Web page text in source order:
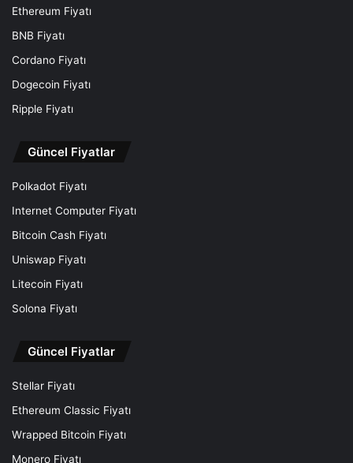
Ethereum Fiyatı
BNB Fiyatı
Cordano Fiyatı
Dogecoin Fiyatı
Ripple Fiyatı
Güncel Fiyatlar
Polkadot Fiyatı
Internet Computer Fiyatı
Bitcoin Cash Fiyatı
Uniswap Fiyatı
Litecoin Fiyatı
Solona Fiyatı
Güncel Fiyatlar
Stellar Fiyatı
Ethereum Classic Fiyatı
Wrapped Bitcoin Fiyatı
Monero Fiyatı